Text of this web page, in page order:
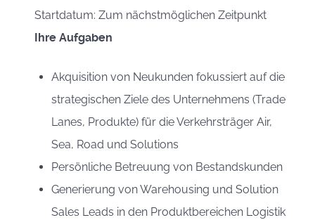
Startdatum: Zum nächstmöglichen Zeitpunkt
Ihre Aufgaben
Akquisition von Neukunden fokussiert auf die
strategischen Ziele des Unternehmens (Trade
Lanes, Produkte) für die Verkehrsträger Air,
Sea, Road und Solutions
Persönliche Betreuung von Bestandskunden
Generierung von Warehousing und Solution
Sales Leads in den Produktbereichen Logistik